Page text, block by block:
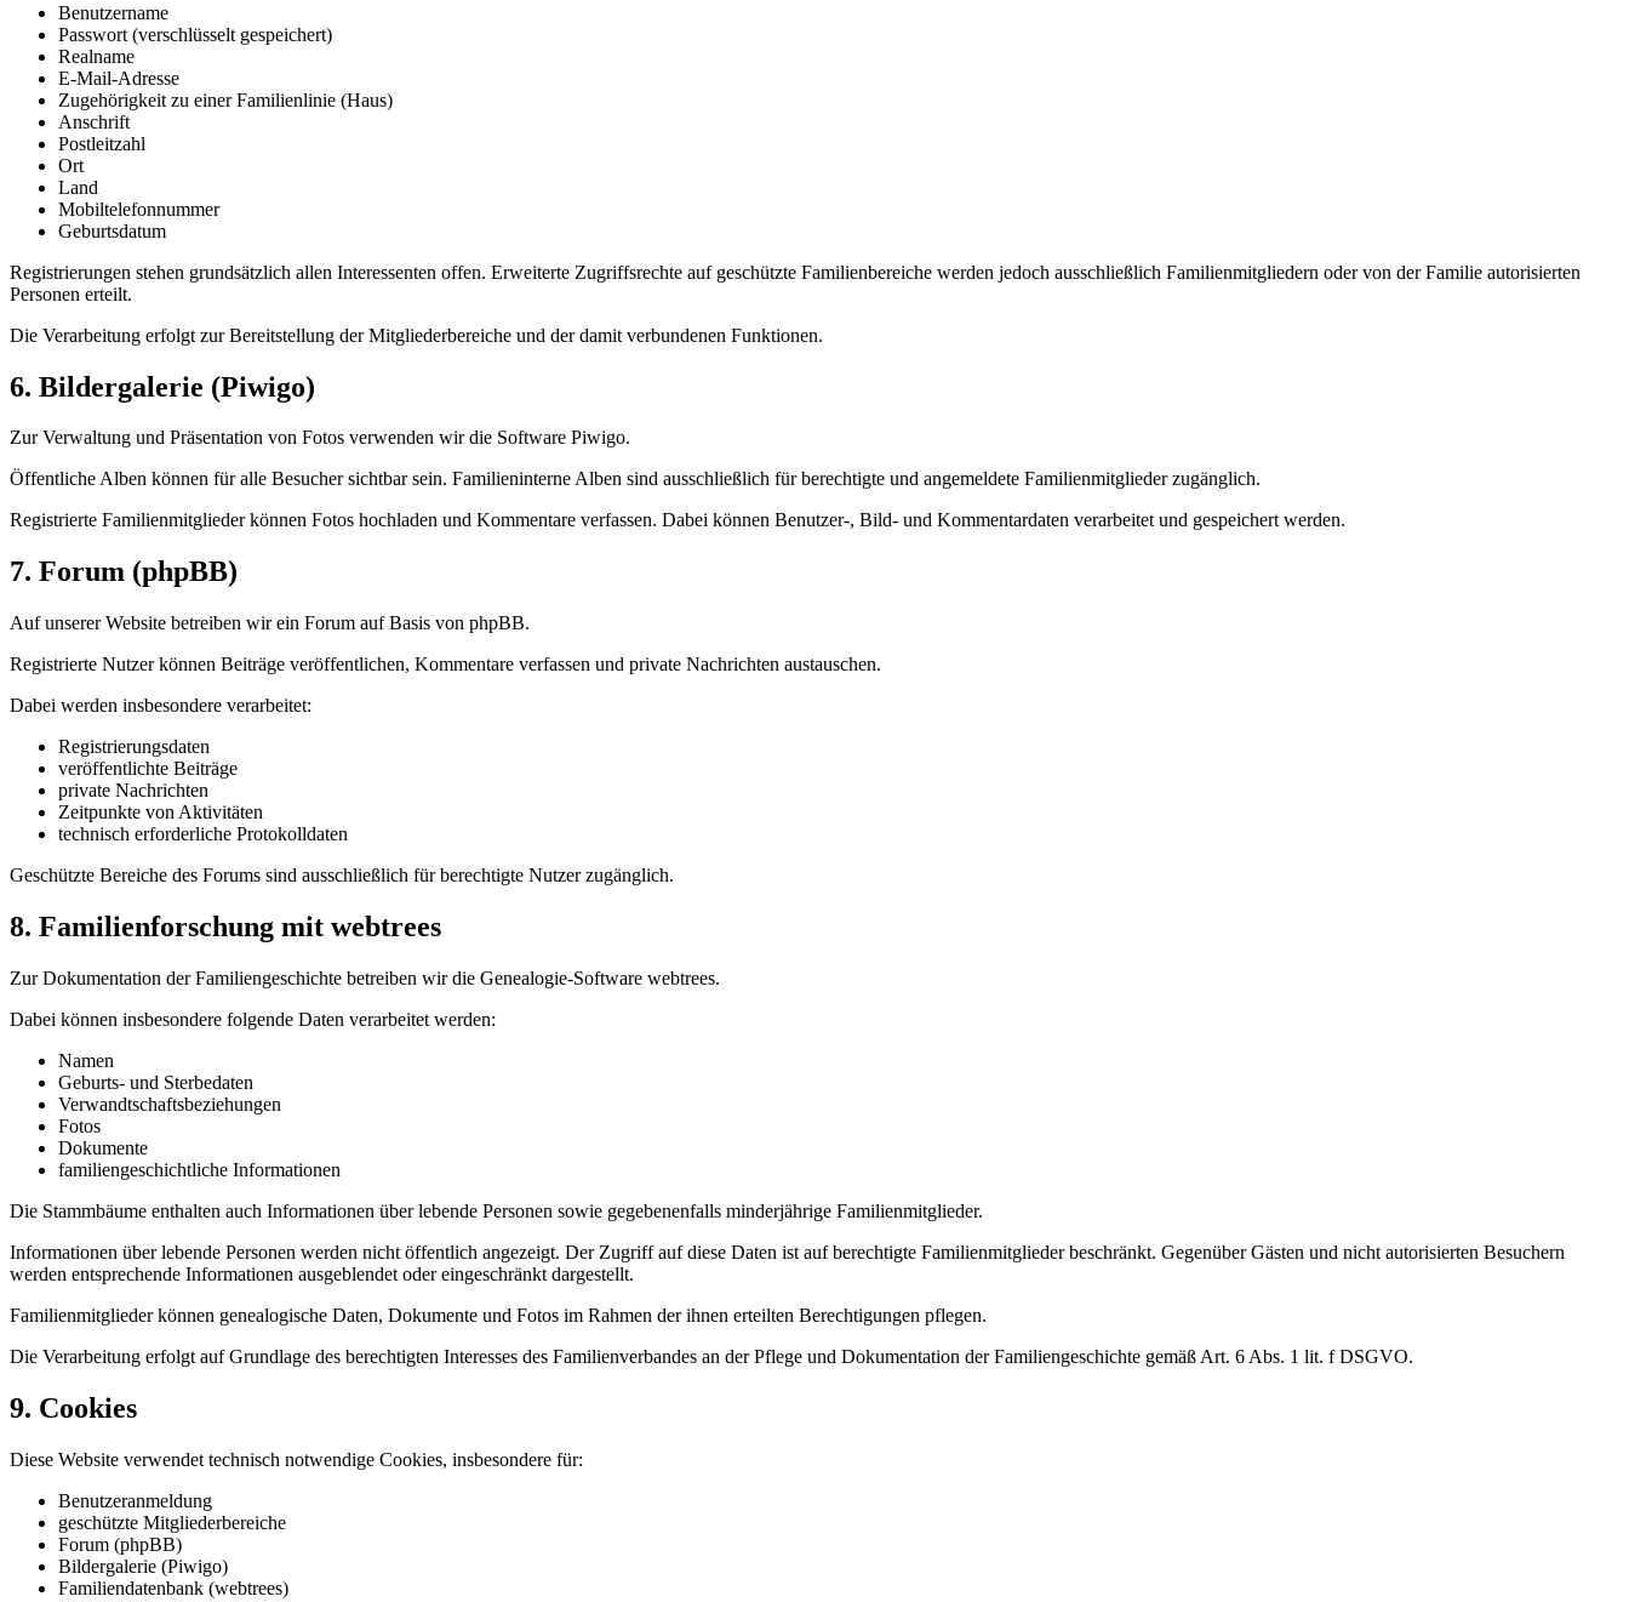
Benutzername
Passwort (verschlüsselt gespeichert)
Realname
E-Mail-Adresse
Zugehörigkeit zu einer Familienlinie (Haus)
Anschrift
Postleitzahl
Ort
Land
Mobiltelefonnummer
Geburtsdatum
Registrierungen stehen grundsätzlich allen Interessenten offen. Erweiterte Zugriffsrechte auf geschützte Familienbereiche werden jedoch ausschließlich Familienmitgliedern oder von der Familie autorisierten
Personen erteilt.
Die Verarbeitung erfolgt zur Bereitstellung der Mitgliederbereiche und der damit verbundenen Funktionen.
6. Bildergalerie (Piwigo)
Zur Verwaltung und Präsentation von Fotos verwenden wir die Software Piwigo.
Öffentliche Alben können für alle Besucher sichtbar sein. Familieninterne Alben sind ausschließlich für berechtigte und angemeldete Familienmitglieder zugänglich.
Registrierte Familienmitglieder können Fotos hochladen und Kommentare verfassen. Dabei können Benutzer-, Bild- und Kommentardaten verarbeitet und gespeichert werden.
7. Forum (phpBB)
Auf unserer Website betreiben wir ein Forum auf Basis von phpBB.
Registrierte Nutzer können Beiträge veröffentlichen, Kommentare verfassen und private Nachrichten austauschen.
Dabei werden insbesondere verarbeitet:
Registrierungsdaten
veröffentlichte Beiträge
private Nachrichten
Zeitpunkte von Aktivitäten
technisch erforderliche Protokolldaten
Geschützte Bereiche des Forums sind ausschließlich für berechtigte Nutzer zugänglich.
8. Familienforschung mit webtrees
Zur Dokumentation der Familiengeschichte betreiben wir die Genealogie-Software webtrees.
Dabei können insbesondere folgende Daten verarbeitet werden:
Namen
Geburts- und Sterbedaten
Verwandtschaftsbeziehungen
Fotos
Dokumente
familiengeschichtliche Informationen
Die Stammbäume enthalten auch Informationen über lebende Personen sowie gegebenenfalls minderjährige Familienmitglieder.
Informationen über lebende Personen werden nicht öffentlich angezeigt. Der Zugriff auf diese Daten ist auf berechtigte Familienmitglieder beschränkt. Gegenüber Gästen und nicht autorisierten Besuchern
werden entsprechende Informationen ausgeblendet oder eingeschränkt dargestellt.
Familienmitglieder können genealogische Daten, Dokumente und Fotos im Rahmen der ihnen erteilten Berechtigungen pflegen.
Die Verarbeitung erfolgt auf Grundlage des berechtigten Interesses des Familienverbandes an der Pflege und Dokumentation der Familiengeschichte gemäß Art. 6 Abs. 1 lit. f DSGVO.
9. Cookies
Diese Website verwendet technisch notwendige Cookies, insbesondere für:
Benutzeranmeldung
geschützte Mitgliederbereiche
Forum (phpBB)
Bildergalerie (Piwigo)
Familiendatenbank (webtrees)